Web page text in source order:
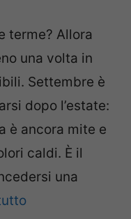
terme? Allora
una volta in
Settembre è
dopo l’estate:
è ancora mite e
caldi. È il
una